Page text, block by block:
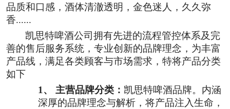
品质和口感，酒体清澈透明，金色迷人，久久弥
香......
凯思特啤酒公司拥有先进的流程管控体系及完
善的售后服务系统，专业创新的品牌理念，为丰富
产品线，满足各类顾客与市场需求，特将产品分类
如下
1、 主营品牌分类： 凯思特啤酒品牌。内涵
深厚的品牌理念与解析，将产品注入生命，